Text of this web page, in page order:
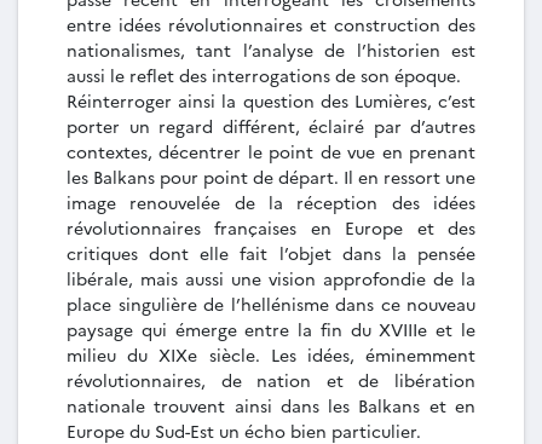
entre idées révolutionnaires et construction des
nationalismes, tant l’analyse de l’historien est
aussi le reflet des interrogations de son époque.
Réinterroger ainsi la question des Lumières, c’est
porter un regard différent, éclairé par d’autres
contextes, décentrer le point de vue en prenant
les Balkans pour point de départ. Il en ressort une
image renouvelée de la réception des idées
révolutionnaires françaises en Europe et des
critiques dont elle fait l’objet dans la pensée
libérale, mais aussi une vision approfondie de la
place singulière de l’hellénisme dans ce nouveau
paysage qui émerge entre la fin du XVIIIe et le
milieu du XIXe siècle. Les idées, éminemment
révolutionnaires, de nation et de libération
nationale trouvent ainsi dans les Balkans et en
Europe du Sud-Est un écho bien particulier.